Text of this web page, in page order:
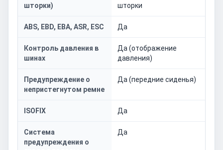
шторки) шторки
ABS, EBD, EBA, ASR, ESC Да
Контроль давления в
шинах
Да (отображение
давления)
Предупреждение о
непристегнутом ремне
Да (передние сиденья)
ISOFIX Да
Система
предупреждения о
Да